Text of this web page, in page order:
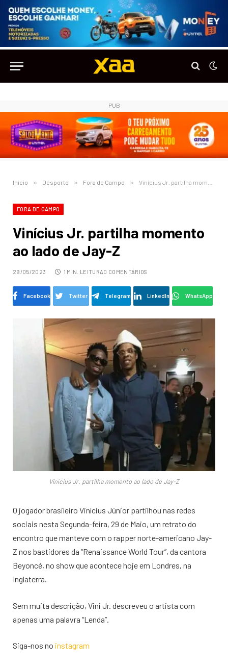
PUB
Início » Desporto » Fora de Campo » Vinícius Jr. partilha momento ao lado de Jay-Z
FORA DE CAMPO
Vinícius Jr. partilha momento
ao lado de Jay-Z
29/05/2023 1 MIN. LEITURA0 COMENTÁRIOS
Facebook Twitter Telegram LinkedIn WhatsApp
Vinícius Jr. partilha momento ao lado de Jay-Z
O jogador brasileiro Vinícius Júnior partilhou nas redes
sociais nesta Segunda-feira, 29 de Maio, um retrato do
encontro que manteve com o rapper norte-americano Jay-
Z nos bastidores da “Renaissance World Tour”, da cantora
Beyoncé, no show que acontece hoje em Londres, na
Inglaterra.
Sem muita descrição, Vini Jr. descreveu o artista com
apenas uma palavra “Lenda”.
Siga-nos no instagram